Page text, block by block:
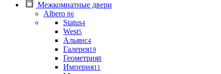
Межкомнатные двери
Albero 86
Status4
West5
Альянс4
Галерея19
Геометрия8
Империя11